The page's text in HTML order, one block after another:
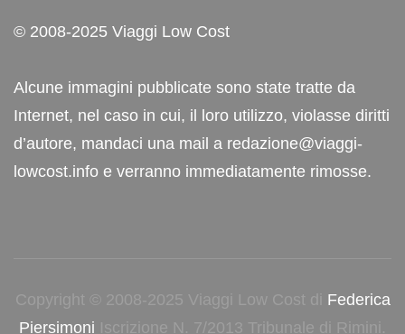
© 2008-2025 Viaggi Low Cost
Alcune immagini pubblicate sono state tratte da
Internet, nel caso in cui, il loro utilizzo, violasse diritti
d’autore, mandaci una mail a redazione@viaggi-
lowcost.info e verranno immediatamente rimosse.
Copyright © 2008-2025 Viaggi Low Cost di Federica
Piersimoni Iscrizione N. 7/2013 Tribunale di Rimini.